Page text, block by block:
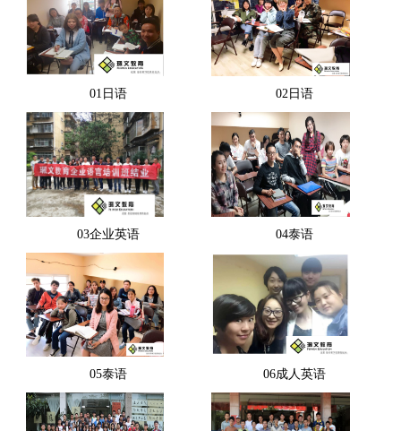
01日语 02日语
03企业英语 04泰语
05泰语 06成人英语